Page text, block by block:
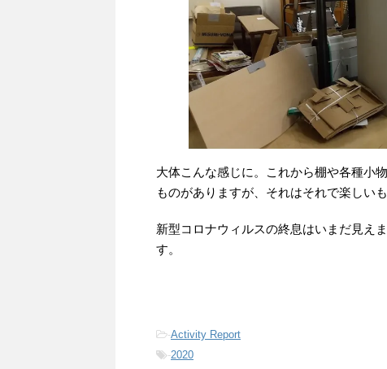
大体こんな感じに。これから棚や各種小
ものがありますが、それはそれで楽しい
新型コロナウィルスの終息はいまだ見え
す。
-Activity Report
-2020